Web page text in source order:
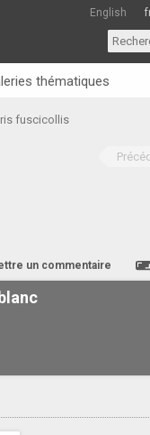
English
thématiques
fuscicollis
un commentaire